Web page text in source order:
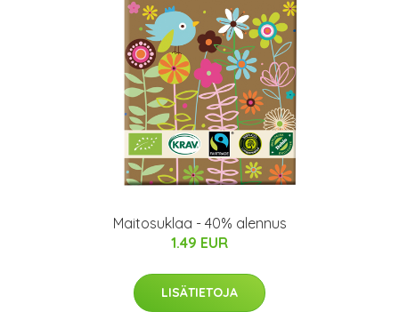
Maitosuklaa - 40% alennus
1.49 EUR
LISÄTIETOJA